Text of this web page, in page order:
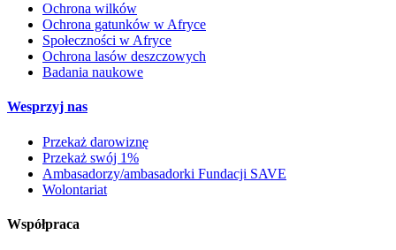
Ochrona wilków
Ochrona gatunków w Afryce
Społeczności w Afryce
Ochrona lasów deszczowych
Badania naukowe
Wesprzyj nas
Przekaż darowiznę
Przekaż swój 1%
Ambasadorzy/ambasadorki Fundacji SAVE
Wolontariat
Współpraca